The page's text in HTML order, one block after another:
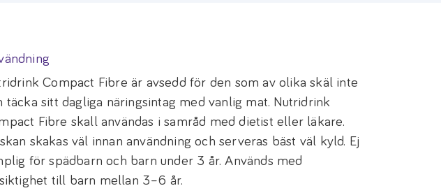
Compact Fibre är avsedd för den som av olika skäl inte
täcka sitt dagliga näringsintag med vanlig mat. Nutridrink
Fibre skall användas i samråd med dietist eller läkare.
skakas väl innan användning och serveras bäst väl kyld. Ej
för spädbarn och barn under 3 år. Används med
till barn mellan 3–6 år.